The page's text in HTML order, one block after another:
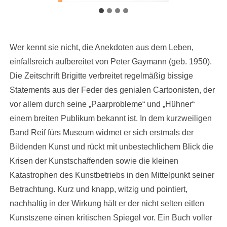
Wer kennt sie nicht, die Anekdoten aus dem Leben,
einfallsreich aufbereitet von Peter Gaymann (geb. 1950).
Die Zeitschrift Brigitte verbreitet regelmäßig bissige
Statements aus der Feder des genialen Cartoonisten, der
vor allem durch seine „Paarprobleme“ und „Hühner“
einem breiten Publikum bekannt ist. In dem kurzweiligen
Band Reif fürs Museum widmet er sich erstmals der
Bildenden Kunst und rückt mit unbestechlichem Blick die
Krisen der Kunstschaffenden sowie die kleinen
Katastrophen des Kunstbetriebs in den Mittelpunkt seiner
Betrachtung. Kurz und knapp, witzig und pointiert,
nachhaltig in der Wirkung hält er der nicht selten eitlen
Kunstszene einen kritischen Spiegel vor. Ein Buch voller